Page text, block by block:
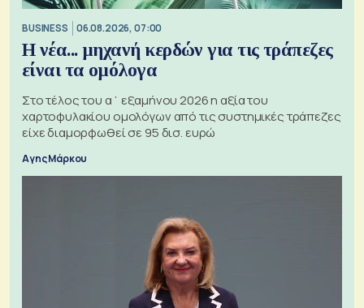
BUSINESS 06.08.2026, 07:00
Η νέα... μηχανή κερδών για τις τράπεζες
είναι τα ομόλογα
Στο τέλος του α΄ εξαμήνου 2026 η αξία του
χαρτοφυλακίου ομολόγων από τις συστημικές τράπεζες
είχε διαμορφωθεί σε 95 δισ. ευρώ
Αγης Μάρκου